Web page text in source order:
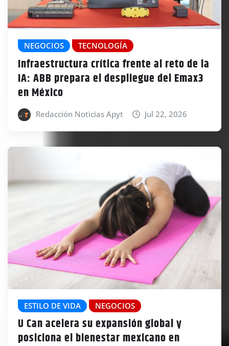
NEGOCIOS TECNOLOGÍA
Infraestructura crítica frente al reto de la
IA: ABB prepara el despliegue del Emax3
en México
Redacción Noticias Apyt Jul 22, 2026
ESTILO DE VIDA NEGOCIOS
U Can acelera su expansión global y
posiciona el bienestar mexicano en